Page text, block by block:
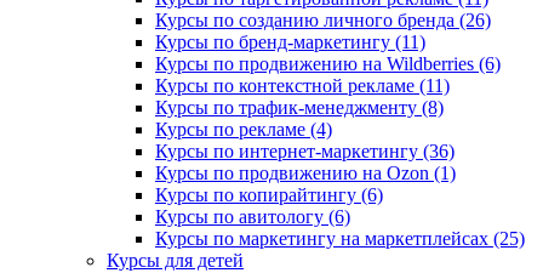
Курсы по созданию личного бренда (26)
Курсы по бренд-маркетингу (11)
Курсы по продвижению на Wildberries (6)
Курсы по контекстной рекламе (11)
Курсы по трафик-менеджменту (8)
Курсы по рекламе (4)
Курсы по интернет-маркетингу (36)
Курсы по продвижению на Ozon (1)
Курсы по копирайтингу (6)
Курсы по авитологу (6)
Курсы по маркетингу на маркетплейсах (25)
Курсы для детей